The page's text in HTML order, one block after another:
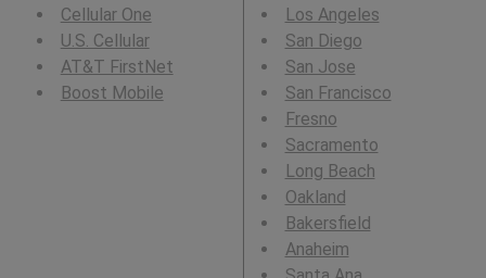
Cellular One
U.S. Cellular
AT&T FirstNet
Boost Mobile
Los Angeles
San Diego
San Jose
San Francisco
Fresno
Sacramento
Long Beach
Oakland
Bakersfield
Anaheim